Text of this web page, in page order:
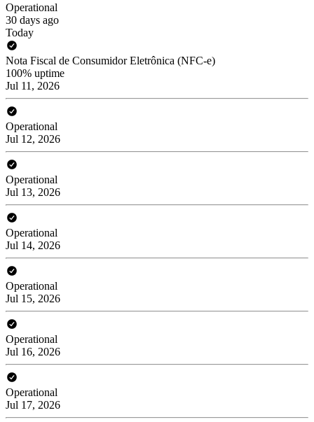
Operational
30 days ago
Today
Nota Fiscal de Consumidor Eletrônica (NFC-e)
100% uptime
Jul 11, 2026
Operational
Jul 12, 2026
Operational
Jul 13, 2026
Operational
Jul 14, 2026
Operational
Jul 15, 2026
Operational
Jul 16, 2026
Operational
Jul 17, 2026